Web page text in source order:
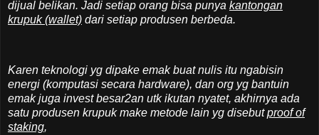
dijual belikan. Jadi setiap orang bisa punya kantongan
krupuk (wallet) dari setiap produsen berbeda.
Karen teknologi yg dipake emak buat nulis itu ngabisin
energi (komputasi secara hardware), dan org yg bantuin
emak juga invest besar2an utk ikutan nyatet, akhirnya ada
satu produsen krupuk make metode lain yg disebutproof of
staking,